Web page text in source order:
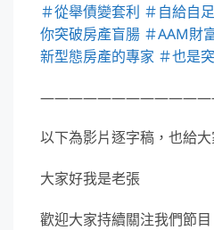
＃從舉債變套利 ＃自給自
你突破房產盲腸 ＃AAM財
新型態房產的專家 ＃也是
以下為影片逐字稿，也給大
大家好我是老張
歡迎大家持續關注我們節目